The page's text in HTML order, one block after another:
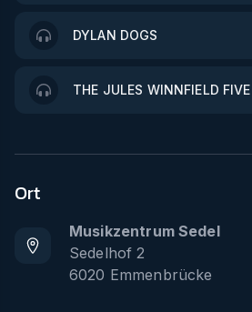
DYLAN DOGS
THE JULES WINNFIELD FIVE
Ort
Musikzentrum Sedel
Sedelhof 2
6020 Emmenbrücke